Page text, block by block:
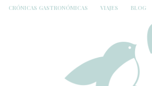
CRÓNICAS GASTRONÓMICAS VIAJES BLOG